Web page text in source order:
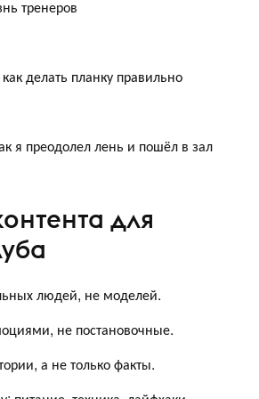
тренеров
делать планку правильно
я преодолел лень и пошёл в зал
для
людей, не моделей.
не постановочные.
а не только факты.